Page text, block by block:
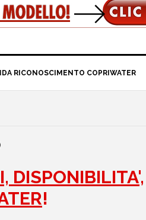
RICONOSCIMENTO COPRIWATER
DISPONIBILITA',
!